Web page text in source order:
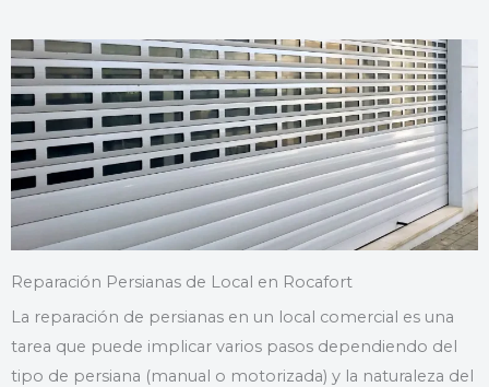
Reparación Persianas de Local en Rocafort
La reparación de persianas en un local comercial es una
tarea que puede implicar varios pasos dependiendo del
tipo de persiana (manual o motorizada) y la naturaleza del